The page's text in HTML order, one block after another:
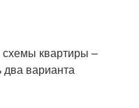
квартиры –
два варианта